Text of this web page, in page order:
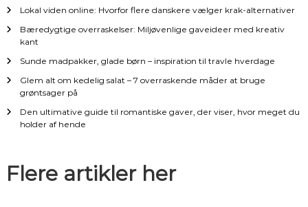
i
g
i
o
Lokal viden online: Hvorfor flere danskere vælger krak-alternativer
Bæredygtige overraskelser: Miljøvenlige gaveideer med kreativ
kant
Sunde madpakker, glade børn – inspiration til travle hverdage
Glem alt om kedelig salat – 7 overraskende måder at bruge
grøntsager på
Den ultimative guide til romantiske gaver, der viser, hvor meget du
holder af hende
Flere artikler her